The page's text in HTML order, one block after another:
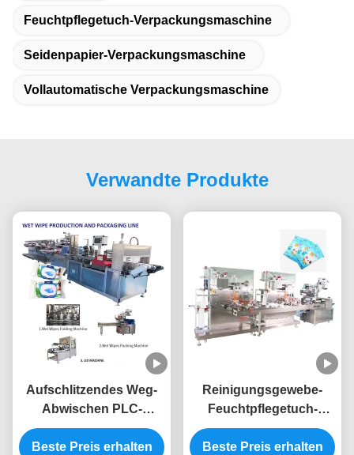
Feuchtpflegetuch-Verpackungsmaschine
Seidenpapier-Verpackungsmaschine
Vollautomatische Verpackungsmaschine
Verwandte Produkte
Aufschlitzendes Weg-
Abwischen PLC-
Steuer5, das Maschine
mit 1-jähriger Garantie
Beste Preis erhalten
Reinigungsgewebe-
Feuchtpflegetuch-
Verpackungsmaschine,
die 220V automatisch
Beste Preis erhalten